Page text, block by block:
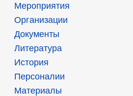
Мероприятия
Организации
Документы
Литература
История
Персоналии
Материалы